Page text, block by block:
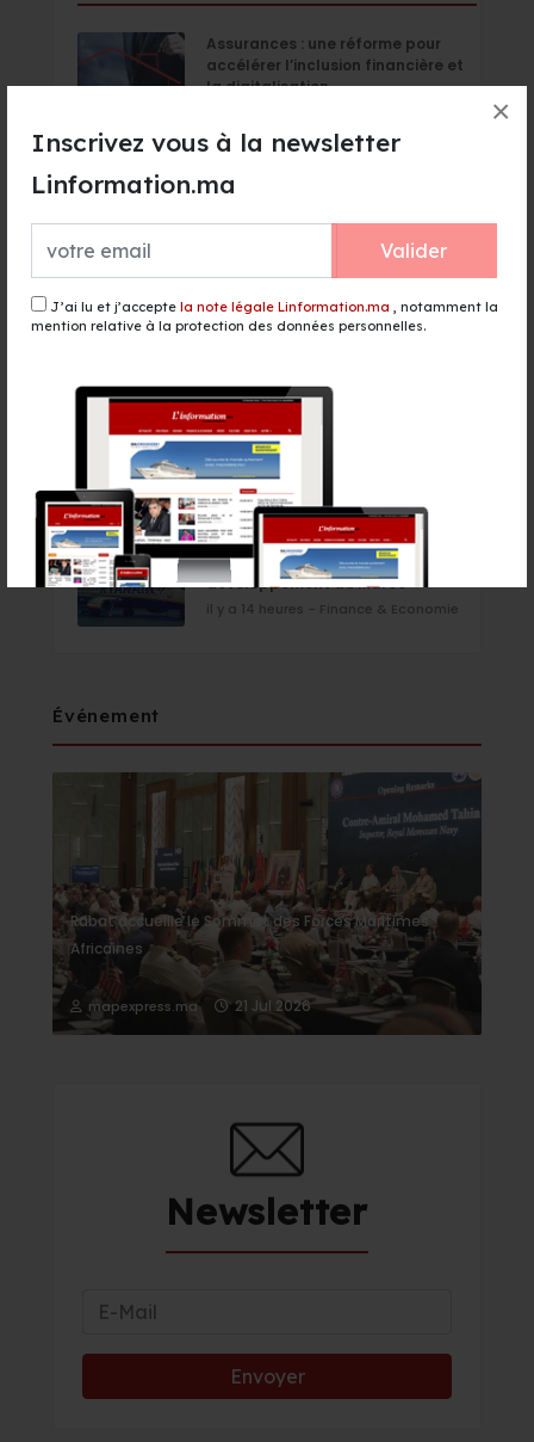
Inscrivez vous à la newsletter
Linformation.ma
Valider
J’ai lu et j’accepte la note légale Linformation.ma , notamment la
mention relative à la protection des données personnelles.
×
Assurances : une réforme pour
accélérer l’inclusion financière et
la digitalisation
Liban parallèlement aux
Raja face à des adversaires à la
portée au 2e tour préliminaire
TGCC décroche le marché de
reconstruction du stade Tessema
pour 1,82 milliard de DH
il y a 14 heures - Sport
156 lignes et 5,3 millions de sièges :
Ryanair accélère son
développement au Maroc
il y a 14 heures - Finance & Economie
Événement
Rabat accueille le Sommet des Forces Maritimes
Africaines
mapexpress.ma 21 Jul 2026
Newsletter